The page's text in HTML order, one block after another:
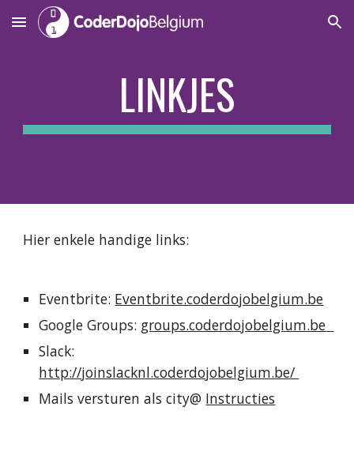
Skip to main content Skip to navigation
LINKJES
Hier enkele handige links:
Eventbrite: Eventbrite.coderdojobelgium.be
Google Groups:
http://joinslacknl.coderdojobelgium.be/
Mails versturen als city@ Instructies